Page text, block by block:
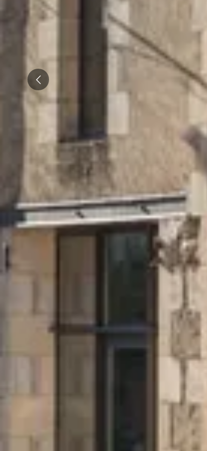
Prev